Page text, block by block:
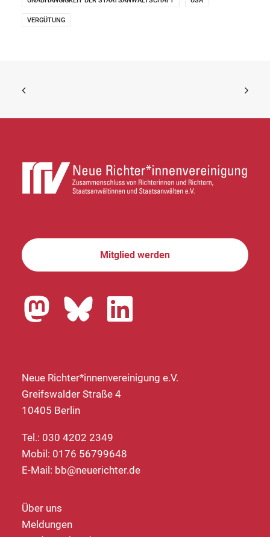
VERGÜTUNG
Mitglied werden
Neue Richter*innenvereinigung e.V.
Greifswalder Straße 4
10405 Berlin
Tel.: 030 4202 2349
Mobil: 0176 56799648
E-Mail: bb@neuerichter.de
Über uns
Meldungen